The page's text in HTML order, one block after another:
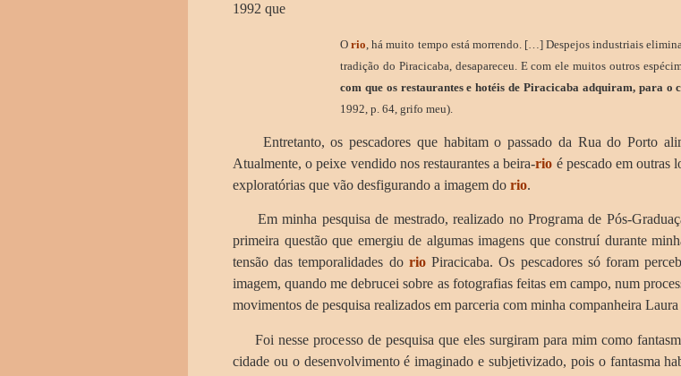
1992 que
Orio , há muito tempo está morrendo. […] Despejos industriais
tradição do Piracicaba, desapareceu. E com ele muitos outros
com que os restaurantes e hotéis de Piracicaba adquiram, para o
1992, p. 64, grifo meu).
Entretanto, os pescadores que habitam o passado da Rua do Porto
Atualmente, o peixe vendido nos restaurantes a beira-rio é pescado em outras
exploratórias que vão desfigurando a imagem do rio.
Em minha pesquisa de mestrado, realizado no Programa de Pós-
primeira questão que emergiu de algumas imagens que construí durante
tensão das temporalidades do rio Piracicaba. Os pescadores só foram
imagem, quando me debrucei sobre as fotografias feitas em campo, num
movimentos de pesquisa realizados em parceria com minha companheira
Foi nesse processo de pesquisa que eles surgiram para mim como
cidade ou o desenvolvimento é imaginado e subjetivizado, pois o fantasma